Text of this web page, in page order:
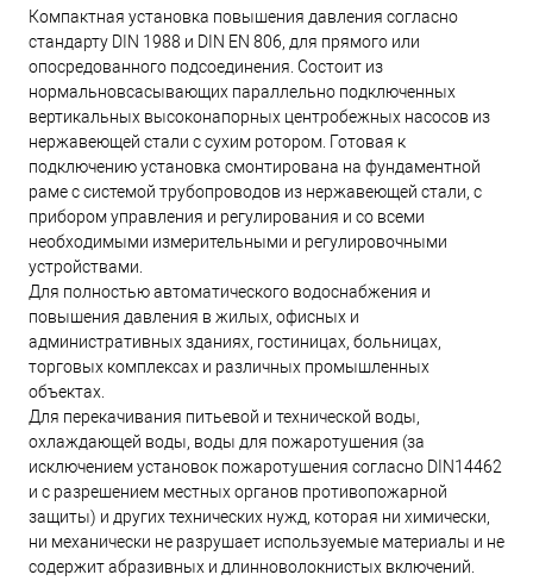
Компактная установка повышения давления согласно
стандарту DIN 1988 и DIN EN 806, для прямого или
опосредованного подсоединения. Состоит из
нормальновсасывающих параллельно подключенных
вертикальных высоконапорных центробежных насосов из
нержавеющей стали с сухим ротором. Готовая к
подключению установка смонтирована на фундаментной
раме с системой трубопроводов из нержавеющей стали, с
прибором управления и регулирования и со всеми
необходимыми измерительными и регулировочными
устройствами.
Для полностью автоматического водоснабжения и
повышения давления в жилых, офисных и
административных зданиях, гостиницах, больницах,
торговых комплексах и различных промышленных
объектах.
Для перекачивания питьевой и технической воды,
охлаждающей воды, воды для пожаротушения (за
исключением установок пожаротушения согласно DIN14462
и с разрешением местных органов противопожарной
защиты) и других технических нужд, которая ни химически,
ни механически не разрушает используемые материалы и не
содержит абразивных и длинноволокнистых включений.